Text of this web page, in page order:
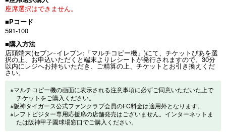
座席選択はできません。
■Pコード
591-100
■購入方法
店頭端末(セブンｰイレブン:「マルチコピー機」)にて、チケットぴあを選
択の上、お申込いただくと端末よりレシートが発行されますので、30分
以内にレジへお持ちいただき、ご精算の上、チケットとお引き換えくだ
さい。
※マルチコピー機の画面に表示される注意事項に必ずご同意いただいた上で
チケットをご購入ください。
※阪神タイガース公式ファンクラブ会員のFC料金は適用外となります。
※レフトビジター専用応援席の店舗発売はございません。インターネットま
たは阪神甲子園球場窓口でご購入ください。